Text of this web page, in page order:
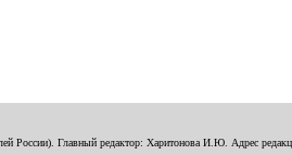
России). Главный редактор: Харитонова И.Ю. Адрес